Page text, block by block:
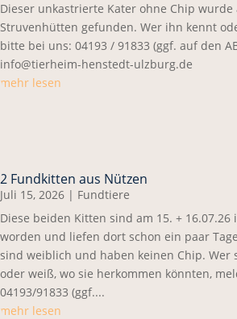
Dieser unkastrierte Kater ohne Chip wurde
Struvenhütten gefunden. Wer ihn kennt
bitte bei uns: 04193 / 91833 (ggf. auf den
info@tierheim-henstedt-ulzburg.de
mehr lesen
2 Fundkitten aus Nützen
Juli 15, 2026 | Fundtiere
Diese beiden Kitten sind am 15. +
worden und liefen dort schon ein paar
sind weiblich und haben keinen Chip. Wer
oder weiß, wo sie herkommen könnten,
04193/91833 (ggf....
mehr lesen